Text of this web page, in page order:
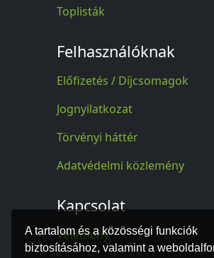
A tartalom és a közösségi funkciók
biztosításához, valamint a
Toplisták
Felhasználóknak
Előfizetés / Díjcsomagok
Jognyilatkozat
Törvényi háttér
Adatvédelmi közlemény
Kapcsolat
Vélemény